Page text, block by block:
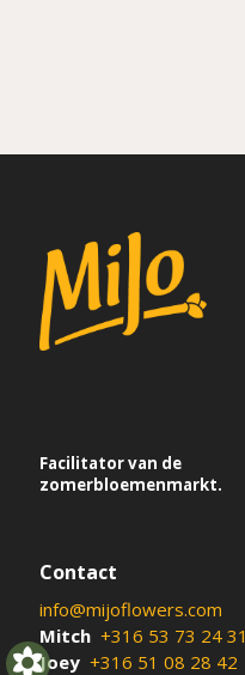
Facilitator van de
zomerbloemenmarkt.
Contact
info@mijoflowers.com
Mitch +316 53 73 24 31
Joey +316 51 08 28 42